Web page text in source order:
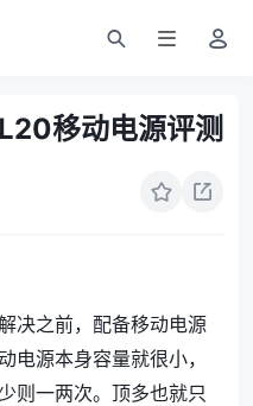
移动电源评测
决之前，配备移动电源
电源本身容量就很小，
则一两次。顶多也就只